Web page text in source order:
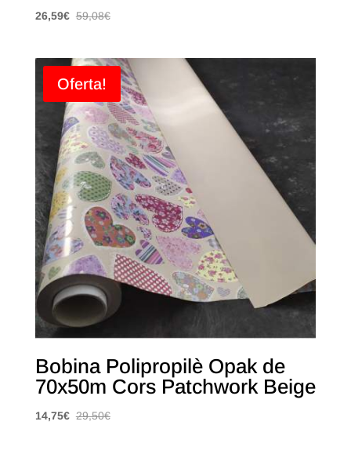
26,59€ 59,08€
Oferta!
Bobina Polipropilè Opak de
70x50m Cors Patchwork Beige
14,75€ 29,50€